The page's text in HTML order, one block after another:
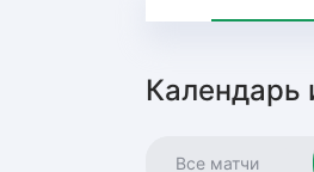
Календарь
Все матчи